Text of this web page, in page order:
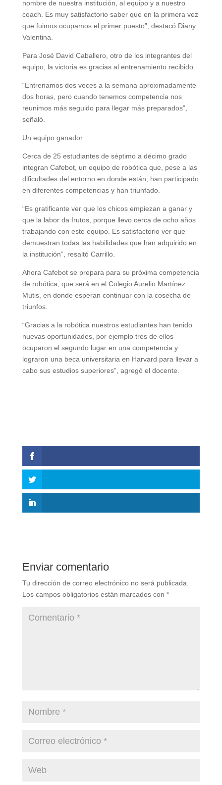
nombre de nuestra institución, al equipo y a nuestro
coach. Es muy satisfactorio saber que en la primera vez
que fuimos ocupamos el primer puesto”, destacó Diany
Valentina.
Para José David Caballero, otro de los integrantes del
equipo, la victoria es gracias al entrenamiento recibido.
“Entrenamos dos veces a la semana aproximadamente
dos horas, pero cuando tenemos competencia nos
reunimos más seguido para llegar más preparados”,
señaló.
Un equipo ganador
Cerca de 25 estudiantes de séptimo a décimo grado
integran Cafebot, un equipo de robótica que, pese a las
dificultades del entorno en donde están, han participado
en diferentes competencias y han triunfado.
“Es gratificante ver que los chicos empiezan a ganar y
que la labor da frutos, porque llevo cerca de ocho años
trabajando con este equipo. Es satisfactorio ver que
demuestran todas las habilidades que han adquirido en
la institución”, resaltó Carrillo.
Ahora Cafebot se prepara para su próxima competencia
de robótica, que será en el Colegio Aurelio Martínez
Mutis, en donde esperan continuar con la cosecha de
triunfos.
“Gracias a la robótica nuestros estudiantes han tenido
nuevas oportunidades, por ejemplo tres de ellos
ocuparon el segundo lugar en una competencia y
lograron una beca universitaria en Harvard para llevar a
cabo sus estudios superiores”, agregó el docente.
Enviar comentario
Tu dirección de correo electrónico no será publicada.
Los campos obligatorios están marcados con *